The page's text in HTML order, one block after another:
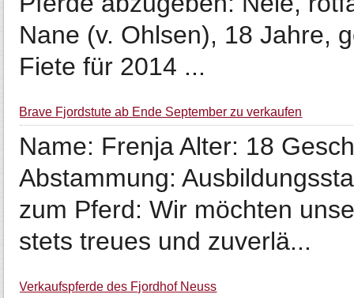
Nane (v. Ohlsen), 18 Jahre,
Fiete für 2014 ...
Brave Fjordstute ab Ende September zu verkaufen
Name: Frenja Alter: 18
Abstammung:
zum Pferd: Wir möchten
stets treues und zuverlä...
Verkaufspferde des Fjordhof Neuss